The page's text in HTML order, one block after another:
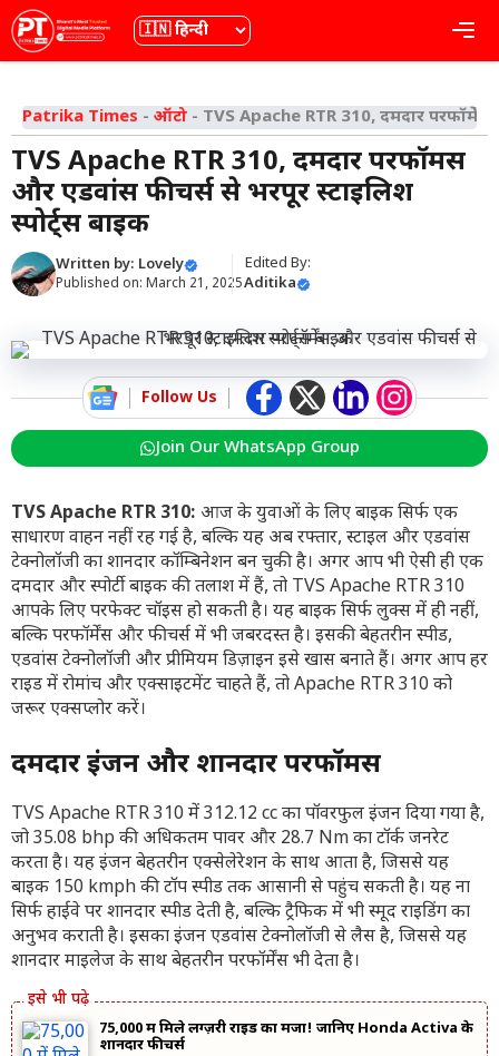
Skip
to
content
भाषा
Patrika Times - ऑटो - TVS Apache RTR 310, दमदार
TVS Apache RTR 310, दमदार परफॉर्मेंस
और एडवांस फीचर्स से भरपूर स्टाइलिश
स्पोर्ट्स बाइक
Written by: Lovely
Published on: March 21, 2025
Edited By:
Aditika
Follow Us
Join Our WhatsApp Group
TVS Apache RTR 310: आज के युवाओं के लिए बाइक सिर्फ एक
साधारण वाहन नहीं रह गई है, बल्कि यह अब रफ्तार, स्टाइल और एडवांस
टेक्नोलॉजी का शानदार कॉम्बिनेशन बन चुकी है। अगर आप भी ऐसी ही एक
दमदार और स्पोर्टी बाइक की तलाश में हैं, तो TVS Apache RTR 310
आपके लिए परफेक्ट चॉइस हो सकती है। यह बाइक सिर्फ लुक्स में ही नहीं,
बल्कि परफॉर्मेंस और फीचर्स में भी जबरदस्त है। इसकी बेहतरीन स्पीड,
एडवांस टेक्नोलॉजी और प्रीमियम डिज़ाइन इसे खास बनाते हैं। अगर आप हर
राइड में रोमांच और एक्साइटमेंट चाहते हैं, तो Apache RTR 310 को
जरूर एक्सप्लोर करें।
दमदार इंजन और शानदार परफॉर्मेंस
TVS Apache RTR 310 में 312.12 cc का पॉवरफुल इंजन दिया गया है,
जो 35.08 bhp की अधिकतम पावर और 28.7 Nm का टॉर्क जनरेट
करता है। यह इंजन बेहतरीन एक्सेलेरेशन के साथ आता है, जिससे यह
बाइक 150 kmph की टॉप स्पीड तक आसानी से पहुंच सकती है। यह ना
सिर्फ हाईवे पर शानदार स्पीड देती है, बल्कि ट्रैफिक में भी स्मूद राइडिंग का
अनुभव कराती है। इसका इंजन एडवांस टेक्नोलॉजी से लैस है, जिससे यह
शानदार माइलेज के साथ बेहतरीन परफॉर्मेंस भी देता है।
75,000 में मिले लग्ज़री राइड का मजा! जानिए Honda Activa के
शानदार फीचर्स